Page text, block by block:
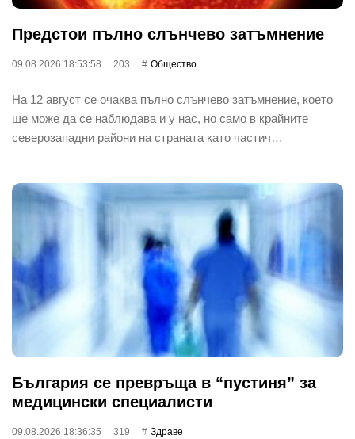
Предстои пълно слънчево затъмнение
09.08.2026 18:53:58 203 Общество
На 12 август се очаква пълно слънчево затъмнение, което
ще може да се наблюдава и у нас, но само в крайните
северозападни райони на страната като частич…
България се превръща в “пустиня” за
медицински специалисти
09.08.2026 18:36:35 319 Здраве